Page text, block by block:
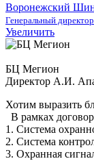
Воронежский
Генеральный
Увеличить
БЦ Мегион
Директор А.И.
Хотим выразить
В рамках
1. Система
2. Система
3. Охранная